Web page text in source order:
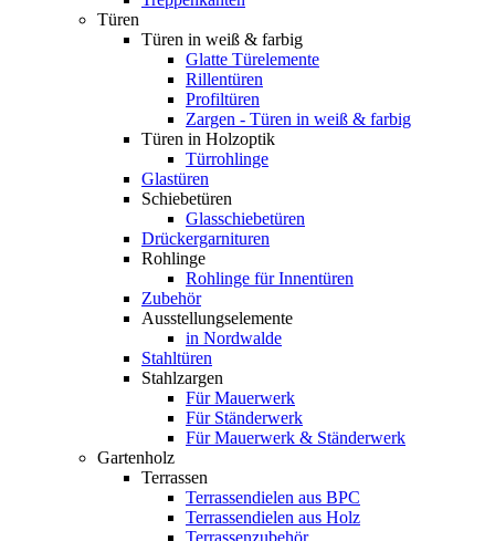
Türen
Türen in weiß & farbig
Glatte Türelemente
Rillentüren
Profiltüren
Zargen - Türen in weiß & farbig
Türen in Holzoptik
Türrohlinge
Glastüren
Schiebetüren
Glasschiebetüren
Drückergarnituren
Rohlinge
Rohlinge für Innentüren
Zubehör
Ausstellungselemente
in Nordwalde
Stahltüren
Stahlzargen
Für Mauerwerk
Für Ständerwerk
Für Mauerwerk & Ständerwerk
Gartenholz
Terrassen
Terrassendielen aus BPC
Terrassendielen aus Holz
Terrassenzubehör